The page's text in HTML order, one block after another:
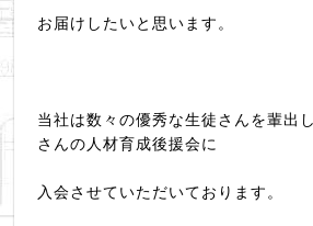
お届けしたいと思います。
当社は数々の優秀な生徒さんを輩出
さんの人材育成後援会に
入会させていただいております。